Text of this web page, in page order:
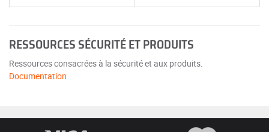
RESSOURCES SÉCURITÉ ET PRODUITS
Ressources consacrées à la sécurité et aux produits.
Documentation